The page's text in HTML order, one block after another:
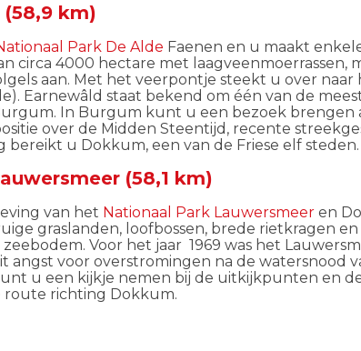
(58,9 km)
Park De Alde Faenen en u maakt
circa 4000 hectare met laagveenmoerrassen,
aan. Met het veerpontje steekt u over naar
. Earnewâld staat bekend om één van de
. In Burgum kunt u een bezoek brengen
over de Midden Steentijd , recente
bereikt u Dokkum, een van de Friese el f steden.
(58,1 km)
van het Nationaal Park Lauwersmeer en
graslanden, loofbossen, brede rietkragen
Voor het jaar 1969 was het
voor overstromingen na de watersnood
u een kijkje nemen bij de uitkijkpunten en
richting Dokkum.